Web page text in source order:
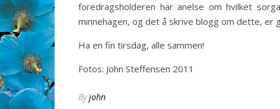
foredragsholderen har anelse om hvilket
minnehagen, og det å skrive blogg om dette,
Ha en fin tirsdag, alle sammen!
Fotos: John Steffensen 2011
Byjohn